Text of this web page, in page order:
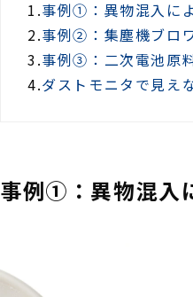
1.事例①：異物混入に
2.事例②：集塵機ブロ
3.事例③：二次電池原
4.ダストモニタで見え
事例①：異物混入